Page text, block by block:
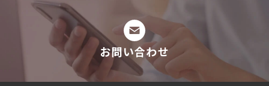
お問い合わせ